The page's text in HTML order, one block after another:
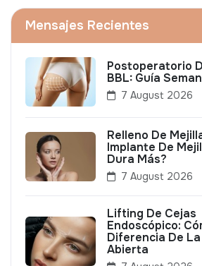
Mensajes Recientes
Postoperatorio
BBL: Guía
7 August 2026
Relleno De
Implante De
Dura Más?
7 August 2026
Lifting De Cejas
Endoscópico:
Diferencia De
Abierta